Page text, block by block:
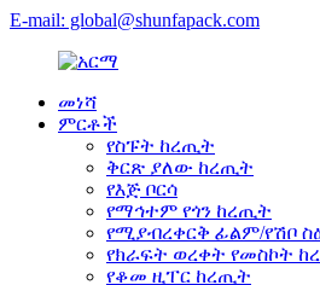
E-mail: global@shunfapack.com
መነሻ
ምርቶች
የስፑት ከረጢት
ቅርጽ ያለው ከረጢት
የእጅ ቦርሳ
የማኅተም የጎን ከረጢት
የሚያብረቀርቅ ፊልም/የሽቦ
የክራፍት ወረቀት የመስኮት
የቆመ ዚፐር ከረጢት